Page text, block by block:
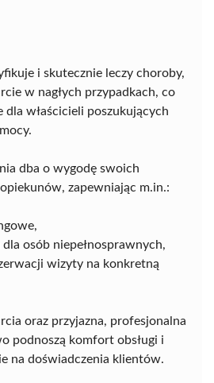
i skutecznie leczy choroby,
w nagłych przypadkach, co
dla właścicieli poszukujących
dba o wygodę swoich
zapewniając m.in.:
osób niepełnosprawnych,
wizyty na konkretną
oraz przyjazna, profesjonalna
podnoszą komfort obsługi i
na doświadczenia klientów.